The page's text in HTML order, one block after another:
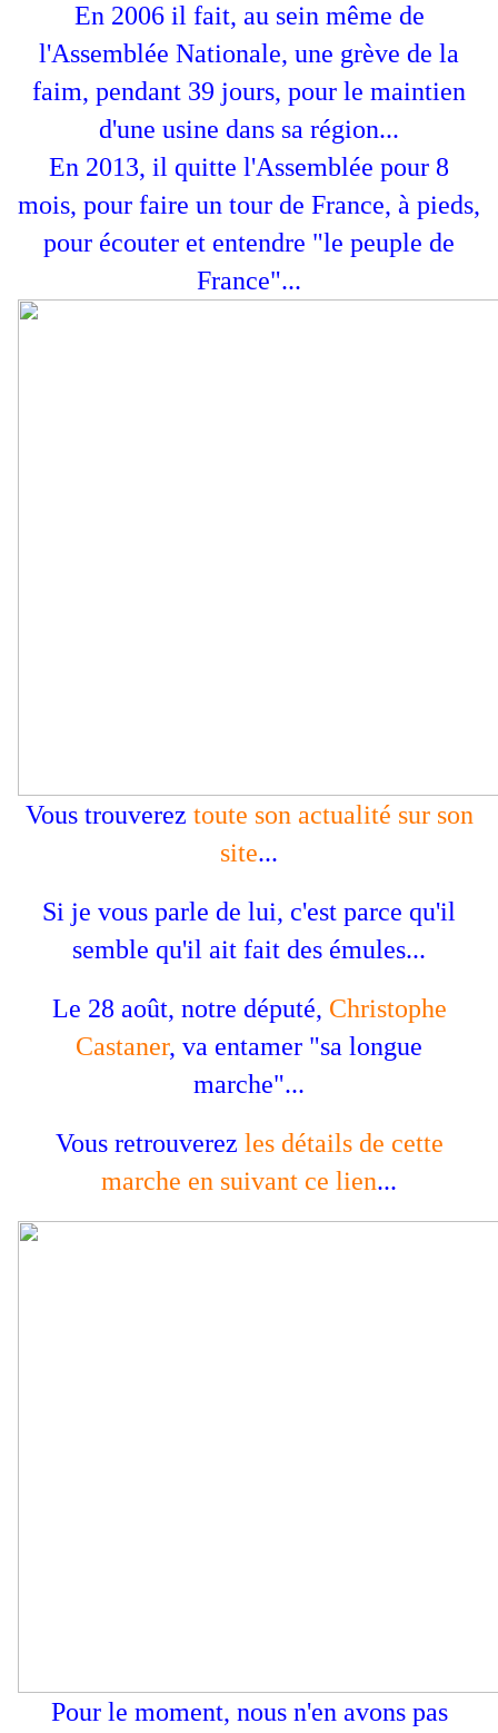
En 2006 il fait, au sein même de
l'Assemblée Nationale, une grève de la
faim, pendant 39 jours, pour le maintien
d'une usine dans sa région...
En 2013, il quitte l'Assemblée pour 8
mois, pour faire un tour de France, à pieds,
pour écouter et entendre "le peuple de
France"...
Vous trouverez toute son actualité sur son
site...
Si je vous parle de lui, c'est parce qu'il
semble qu'il ait fait des émules...
Le 28 août, notre député, Christophe
Castaner, va entamer "sa longue
marche"...
Vous retrouverez les détails de cette
marche en suivant ce lien...
Pour le moment, nous n'en avons pas